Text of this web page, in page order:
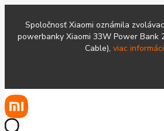
Spoločnosť Xiaomi oznámila
powerbanky Xiaomi 33W Power Bank
Cable), viac